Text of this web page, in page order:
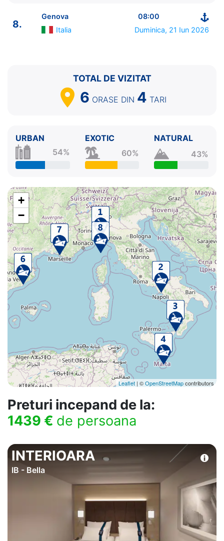
6.
Barcelona Spania
08:00 - 18:00
7. Marsilia Franta
8.
Genova
08:00
Italia
Duminica, 21 Iun 2026
TOTAL DE VIZITAT
6 ORASE DIN 4 TARI
URBAN
54%
EXOTIC
60%
NATURAL
43%
+
−
Leaflet | ©OpenStreetMapcontributors
Preturi incepand de la:
1439 € de persoana
INTERIOARA
IB - Bella